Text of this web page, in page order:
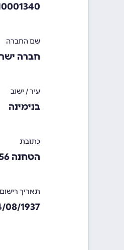
שם החברה
חברה
עיר / ישוב
בנימינה
כתובת
הטחנה 56
תאריך רישום
08/1937